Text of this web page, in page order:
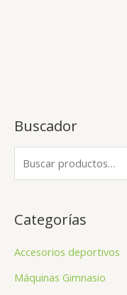
Buscador
Categorías
Accesorios deportivos
Máquinas Gimnasio